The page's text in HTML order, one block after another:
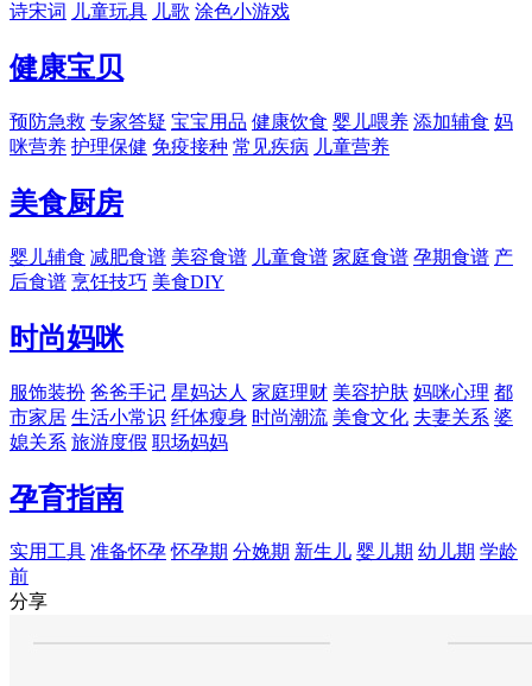
诗宋词 儿童玩具 儿歌 涂色小游戏
健康宝贝
预防急救 专家答疑 宝宝用品 健康饮食 婴儿喂养 添加辅食 妈
咪营养 护理保健 免疫接种 常见疾病 儿童营养
美食厨房
婴儿辅食 减肥食谱 美容食谱 儿童食谱 家庭食谱 孕期食谱 产
后食谱 烹饪技巧 美食DIY
时尚妈咪
服饰装扮 爸爸手记 星妈达人 家庭理财 美容护肤 妈咪心理 都
市家居 生活小常识 纤体瘦身 时尚潮流 美食文化 夫妻关系 婆
媳关系 旅游度假 职场妈妈
孕育指南
实用工具 准备怀孕 怀孕期 分娩期 新生儿 婴儿期 幼儿期 学龄
前
分享